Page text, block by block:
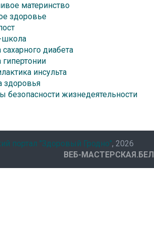
материнство
здоровье
школа
диабета
инсульта
здоровья
безопасности жизнедеятельности
портал "Здоровый Гродно", 2026
ВЕБ-МАСТЕРСКАЯ.БЕЛ